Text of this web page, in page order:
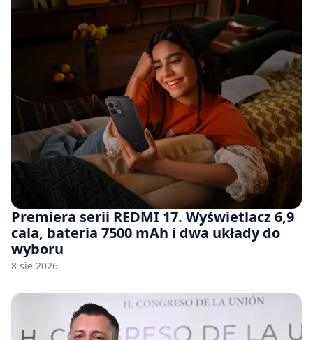
Premiera serii REDMI 17. Wyświetlacz 6,9
cala, bateria 7500 mAh i dwa układy do
wyboru
8 sie 2026